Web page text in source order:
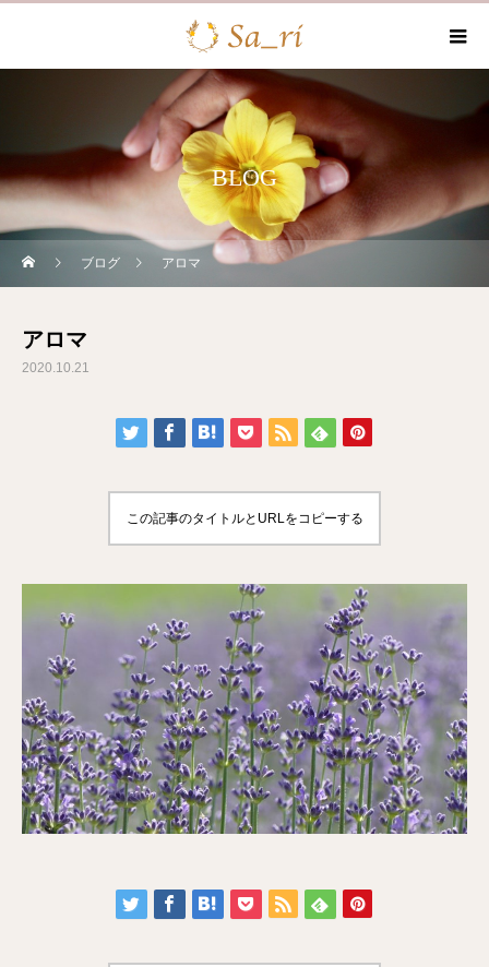
BLOG
ブログ アロマ
アロマ
2020.10.21
この記事のタイトルとURLをコピーする